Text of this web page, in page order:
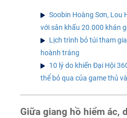
Soobin Hoàng Sơn, Lou
với sân khấu 20.000 khán
Lịch trình bỏ túi tham
hoành tráng
10 lý do khiến Đại Hội
thể bỏ qua của game thủ
Giữa giang hồ hiểm ác,